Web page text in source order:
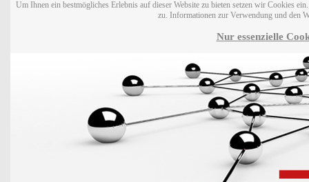
Um Ihnen ein bestmögliches Erlebnis auf dieser Website zu bieten setzen wir Cookies
zu. Informationen zur Verwendung und den
Nur essenzielle